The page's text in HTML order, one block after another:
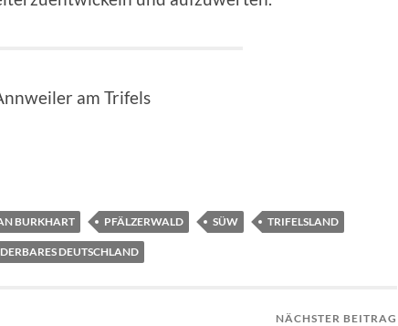
am Trifels
BURKHART PFÄLZERWALD SÜW TRIFELSLAND
DEUTSCHLAND
NÄCHSTER BEITRAG